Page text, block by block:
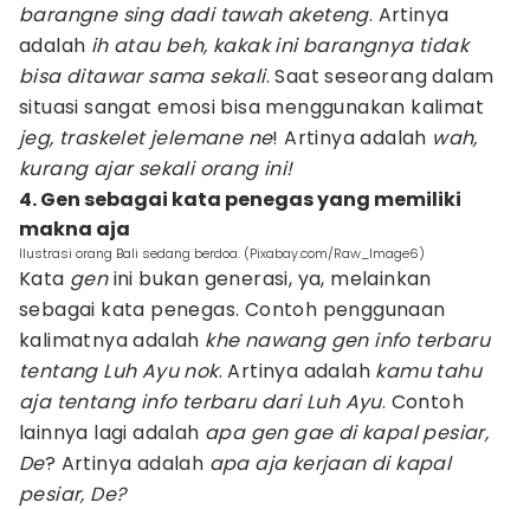
barangne sing dadi tawah aketeng. Artinya
adalah ih atau beh, kakak ini barangnya tidak
bisa ditawar sama sekali. Saat seseorang dalam
situasi sangat emosi bisa menggunakan kalimat
jeg, traskelet jelemane ne! Artinya adalah wah,
kurang ajar sekali orang ini!
4. Gen sebagai kata penegas yang memiliki
makna aja
Ilustrasi orang Bali sedang berdoa. (Pixabay.com/Raw_Image6)
Kata genini bukan generasi, ya, melainkan
sebagai kata penegas. Contoh penggunaan
kalimatnya adalah khe nawang gen info terbaru
tentang Luh Ayu nok. Artinya adalah kamu tahu
aja tentang info terbaru dari Luh Ayu. Contoh
lainnya lagi adalah apa gen gae di kapal pesiar,
De? Artinya adalah apa aja kerjaan di kapal
pesiar, De?